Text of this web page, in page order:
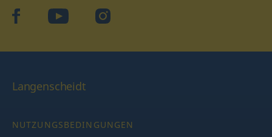
facebookYouTube Instagram
Langenscheidt
NUTZUNGSBEDINGUNGEN